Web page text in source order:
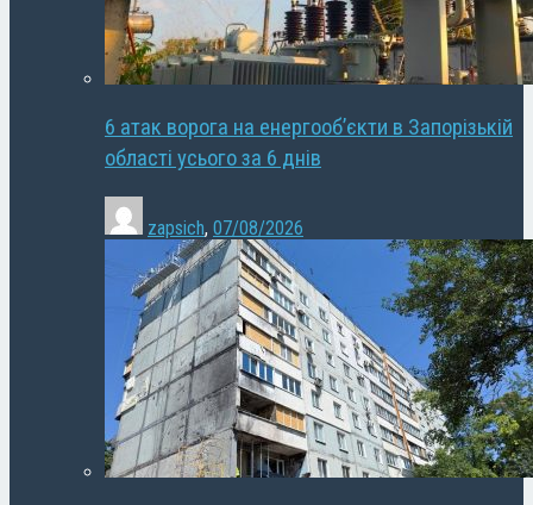
6 атак ворога на енергооб’єкти в Запорізькій
області усього за 6 днів
zapsich, 07/08/2026